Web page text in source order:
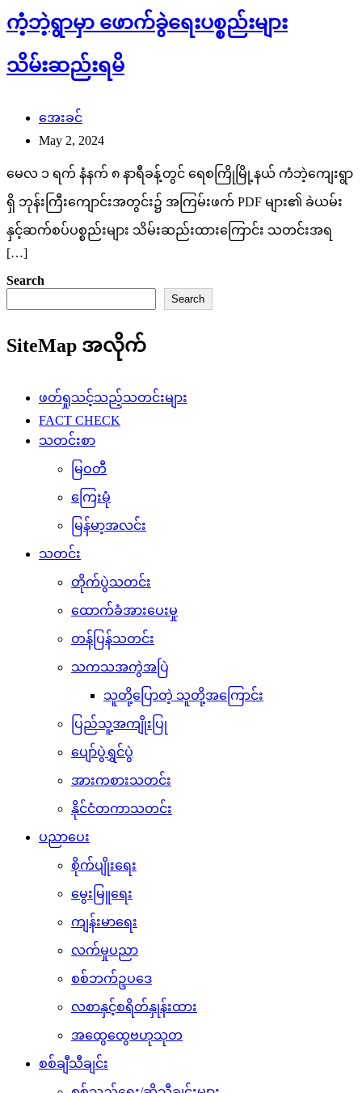
ကံ့ဘဲ့ရွာမှာ ဖောက်ခွဲရေးပစ္စည်းများ
သိမ်းဆည်းရမိ
အေးခင်
May 2, 2024
မေလ ၁ ရက် နံနက် ၈ နာရီခန့်တွင် ရေစကြိုမြို့နယ် ကံဘဲ့ကျေးရွာ
ရှိ ဘုန်းကြီးကျောင်းအတွင်း၌ အကြမ်းဖက် PDF များ၏ ခဲယမ်း
နှင့်ဆက်စပ်ပစ္စည်းများ သိမ်းဆည်းထားကြောင်း သတင်းအရ
[…]
Search
Search
SiteMap အလိုက်
ဖတ်ရှုသင့်သည့်သတင်းများ
FACT CHECK
သတင်းစာ
မြဝတီ
ကြေးမုံ
မြန်မာ့အလင်း
သတင်း
တိုက်ပွဲသတင်း
ထောက်ခံအားပေးမှု
တန်ပြန်သတင်း
သကသအကွဲအပြဲ
သူတို့ပြောတဲ့ သူတို့အကြောင်း
ပြည်သူ့အကျိုးပြု
ပျော်ပွဲရွှင်ပွဲ
အားကစားသတင်း
နိုင်ငံတကာသတင်း
ပညာပေး
စိုက်ပျိုးရေး
မွေးမြူရေး
ကျန်းမာရေး
လက်မှုပညာ
စစ်ဘက်ဥပဒေ
လစာနှင့်စရိတ်နှုန်းထား
အထွေထွေဗဟုသုတ
စစ်ချီသီချင်း